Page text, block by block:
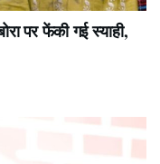
पर फेंकी गई स्याही,